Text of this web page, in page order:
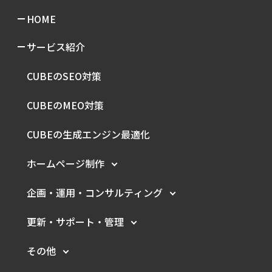
HOME
サービス紹介
CUBEのSEO対策
CUBEのMEO対策
CUBEの生成エンジン最適化
ホームページ制作
企画・運用・ コンサルティング
更新・サポート・管理
その他